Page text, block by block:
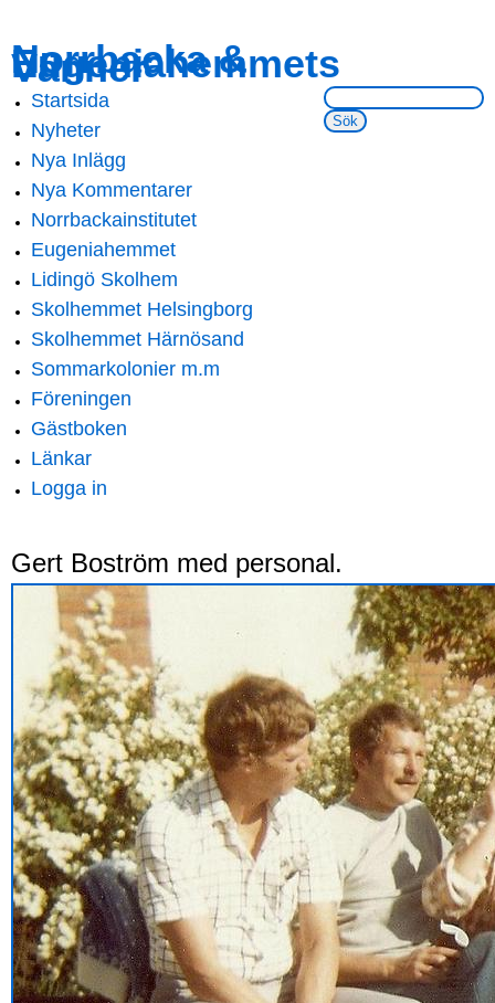
main
content
navigation
Norrbacka &
Eugeniahemmets
Vänner
Sök på webbsidan:
Main menu
Startsida
Nyheter
Nya Inlägg
Nya Kommentarer
Norrbackainstitutet
Eugeniahemmet
Lidingö Skolhem
Skolhemmet Helsingborg
Skolhemmet Härnösand
Sommarkolonier m.m
Föreningen
Gästboken
Länkar
Logga in
Gert Boström med personal.